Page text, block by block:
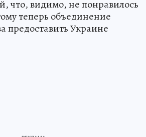
что, видимо, не понравилось
теперь объединение
предоставить Украине